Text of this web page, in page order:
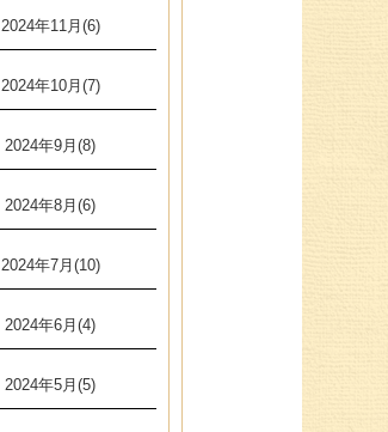
2024年11月(6)
2024年10月(7)
2024年9月(8)
2024年8月(6)
2024年7月(10)
2024年6月(4)
2024年5月(5)